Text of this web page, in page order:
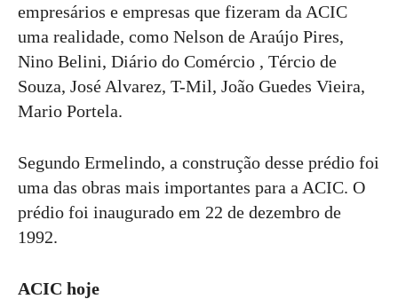
empresários e empresas que fizeram da ACIC
uma realidade, como Nelson de Araújo Pires,
Nino Belini, Diário do Comércio , Tércio de
Souza, José Alvarez, T-Mil, João Guedes Vieira,
Mario Portela.
Segundo Ermelindo, a construção desse prédio foi
uma das obras mais importantes para a ACIC. O
prédio foi inaugurado em 22 de dezembro de
1992.
ACIC hoje